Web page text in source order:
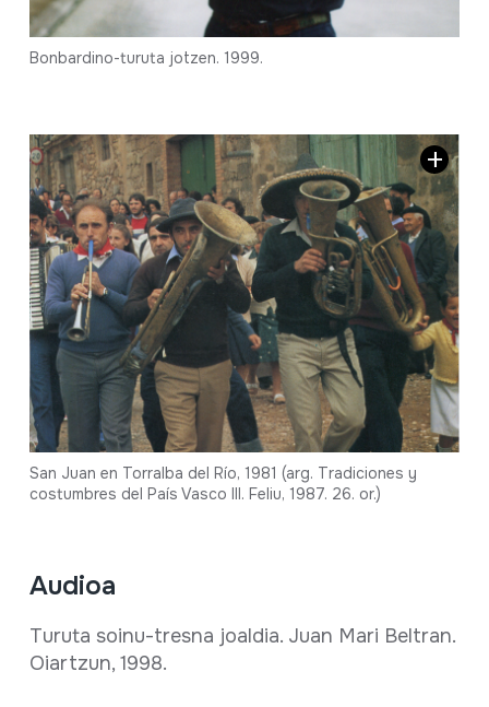
Bonbardino-turuta jotzen. 1999.
San Juan en Torralba del Río, 1981 (arg. Tradiciones y
costumbres del País Vasco III. Feliu, 1987. 26. or.)
Audioa
Turuta soinu-tresna joaldia. Juan Mari Beltran.
Oiartzun, 1998.